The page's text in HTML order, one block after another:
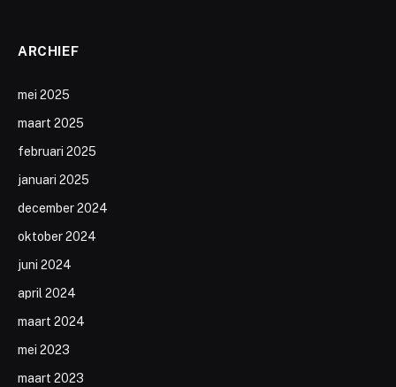
ARCHIEF
mei 2025
maart 2025
februari 2025
januari 2025
december 2024
oktober 2024
juni 2024
april 2024
maart 2024
mei 2023
maart 2023